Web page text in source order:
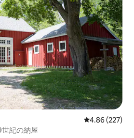
レビュー227
4.86 (227)
紀の納屋